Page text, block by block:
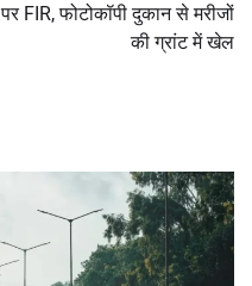
पर FIR, फोटोकॉपी दुकान से मरीजों
की ग्रांट में खेल